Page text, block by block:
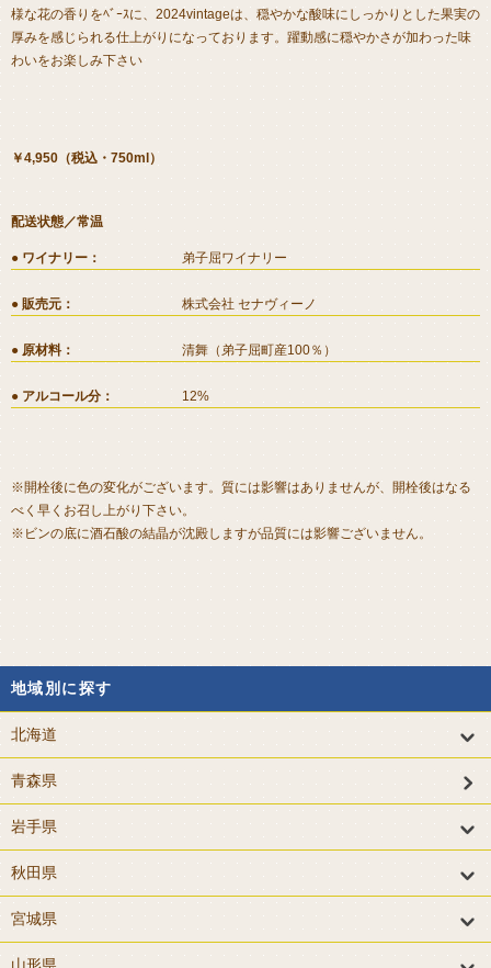
様な花の香りをﾍﾞｰｽに、2024vintageは、穏やかな酸味にしっかりとした果実の
厚みを感じられる仕上がりになっております。躍動感に穏やかさが加わった味
わいをお楽しみ下さい
￥4,950（税込・750ml）
配送状態／常温
ワイナリー 弟子屈ワイナリー
販売元 株式会社 セナヴィーノ
原材料 清舞（弟子屈町産100％）
アルコール分 12%
※開栓後に色の変化がございます。質には影響はありませんが、開栓後はなる
べく早くお召し上がり下さい。
※ビンの底に酒石酸の結晶が沈殿しますが品質には影響ございません。
地域別に探す
北海道
青森県
岩手県
秋田県
宮城県
山形県